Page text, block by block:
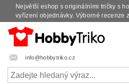
Největší eshop s originálními tričky s
vyřízení objednávky. Výborné recenze
info@hobbytriko.cz